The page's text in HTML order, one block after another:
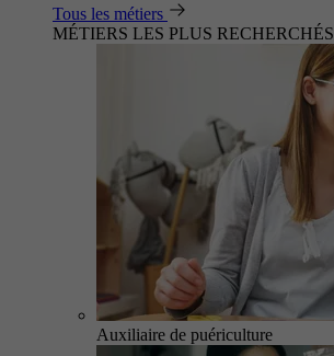
Tous les métiers
MÉTIERS LES PLUS RECHERCHÉS
Auxiliaire de puériculture